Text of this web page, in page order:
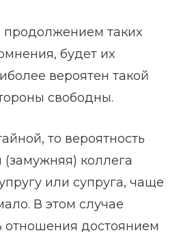
таких
будет их
вероятен такой
свободны.
то вероятность
(замужняя) коллега
или супруга, чаще
В этом случае
отношения достоянием